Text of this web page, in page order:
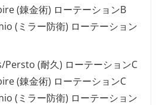
(錬金術) ローテーションB
(ミラー防衛) ローテーション
Persto (耐久) ローテーションC
(錬金術) ローテーションC
(ミラー防衛) ローテーション